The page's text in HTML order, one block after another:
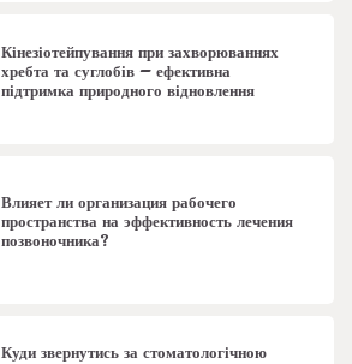
Кінезіотейпування при захворюваннях
хребта та суглобів – ефективна
підтримка природного відновлення
Влияет ли организация рабочего
пространства на эффективность лечения
позвоночника?
Куди звернутись за стоматологічною